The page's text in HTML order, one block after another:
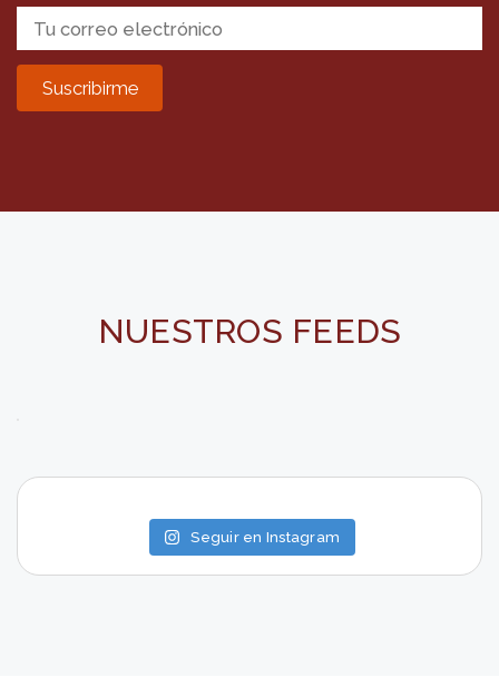
NUESTROS FEEDS
Seguir en Instagram